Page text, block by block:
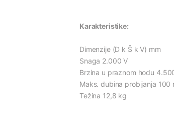
Karakteristike:
Dimenzije (D k Š k V) mm
Snaga 2.000 V
Brzina u praznom hodu
Maks. dubina probijanja 100
Težina 12,8 kg